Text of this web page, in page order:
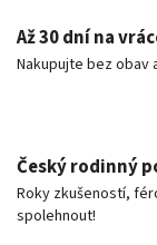
Až 30 dní na
Nakupujte bez obav
Český rodinný
Roky zkušeností,
spolehnout!